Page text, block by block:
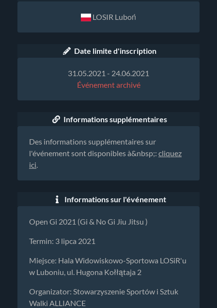
LOSIR Luboń
Date limite d'inscription
31.05.2021 - 24.06.2021
Événement archivé
Informations supplémentaires
Des informations supplémentaires sur
l'événement sont disponibles à&nbsp;: cliquez
ici.
Informations sur l'événement
Open Gi 2021 (Gi & No Gi Jiu Jitsu )
Termin: 3 lipca 2021
Miejsce: Hala Widowiskowo-Sportowa LOSiR'u
w Luboniu, ul. Hugona Kołłątaja 2
Organizator: Stowarzyszenie Sportów i Sztuk
Walki ALLIANCE